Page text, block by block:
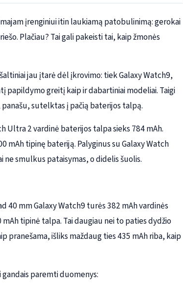
įrenginiui itin laukiamą patobulinimą: gerokai
Plačiau? Tai gali pakeisti tai, kaip žmonės
jau įtarė dėl įkrovimo: tiek Galaxy Watch9,
papildymo greitį kaip ir dabartiniai modeliai. Taigi
sutelktas į pačią baterijos talpą.
Ultra 2 vardinė baterijos talpa sieks 784 mAh.
mAh tipinę bateriją. Palyginus su Galaxy Watch
smulkus pataisymas, o didelis šuolis.
40 mm Galaxy Watch9 turės 382 mAh vardinės
tipinė talpa. Tai daugiau nei to paties dydžio
pranešama, išliks maždaug ties 435 mAh riba, kaip
paremti duomenys: